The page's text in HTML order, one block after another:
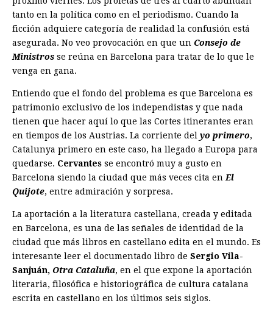
tanto en la política como en el periodismo. Cuando la
ficción adquiere categoría de realidad la confusión está
asegurada. No veo provocación en que un Consejo de
Ministros se reúna en Barcelona para tratar de lo que le
venga en gana.
Entiendo que el fondo del problema es que Barcelona es
patrimonio exclusivo de los independistas y que nada
tienen que hacer aquí lo que las Cortes itinerantes eran
en tiempos de los Austrias. La corriente del yo primero,
Catalunya primero en este caso, ha llegado a Europa para
quedarse. Cervantes se encontró muy a gusto en
Barcelona siendo la ciudad que más veces cita en El
Quijote, entre admiración y sorpresa.
La aportación a la literatura castellana, creada y editada
en Barcelona, es una de las señales de identidad de la
ciudad que más libros en castellano edita en el mundo. Es
interesante leer el documentado libro de Sergio Vila-
Sanjuán, Otra Cataluña, en el que expone la aportación
literaria, filosófica e historiográfica de cultura catalana
escrita en castellano en los últimos seis siglos.